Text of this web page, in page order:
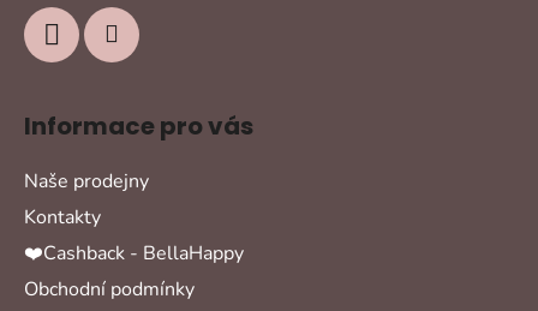
Informace pro vás
Naše prodejny
Kontakty
❤️Cashback - BellaHappy
Obchodní podmínky